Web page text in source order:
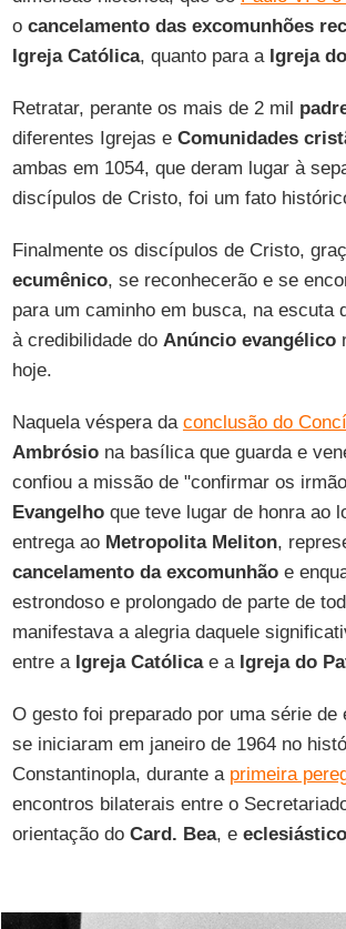
ocancelamento das excomunhões
Igreja Católica, quanto para a Igreja
Retratar, perante os mais de 2 mil
diferentes Igrejas e Comunidades
ambas em 1054, que deram lugar à
discípulos de Cristo, foi um fato
Finalmente os discípulos de Cristo,
ecumênico, se reconhecerão e se
para um caminho em busca, na escuta
à credibilidade do Anúncio evangélico
hoje.
Naquela véspera da conclusão do
Ambrósiona basílica que guarda e
confiou a missão de "confirmar os
Evangelhoque teve lugar de honra ao
entrega ao Metropolita Meliton,
cancelamento da excomunhãoe
estrondoso e prolongado de parte de
manifestava a alegria daquele
entre a Igreja Católicae a Igreja do
O gesto foi preparado por uma série de
se iniciaram em janeiro de 1964 no
Constantinopla, durante a primeira
encontros bilaterais entre o
orientação do Card. Bea, e